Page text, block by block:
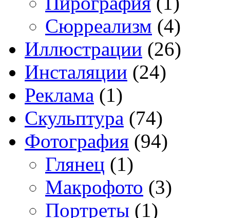
Сюрреализм (4)
Иллюстрации (26)
Инсталяции (24)
Реклама (1)
Скульптура (74)
Фотография (94)
Глянец (1)
Макрофото (3)
Портреты (1)